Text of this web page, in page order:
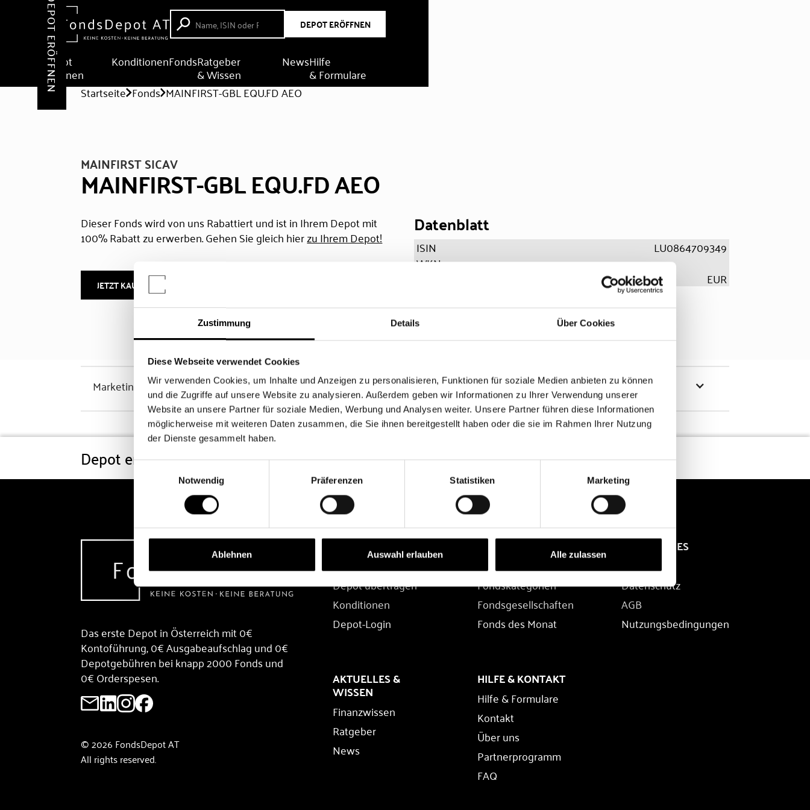
Zustimmung Details Über Cookies
Diese Webseite verwendet Cookies
Wir verwenden Cookies, um Inhalte und Anzeigen zu personalisieren, Funktionen für soziale Medien anbieten zu können
und die Zugriffe auf unsere Website zu analysieren. Außerdem geben wir Informationen zu Ihrer Verwendung unserer
Website an unsere Partner für soziale Medien, Werbung und Analysen weiter. Unsere Partner führen diese Informationen
möglicherweise mit weiteren Daten zusammen, die Sie ihnen bereitgestellt haben oder die sie im Rahmen Ihrer Nutzung
der Dienste gesammelt haben.
Einwilligungsauswahl
Notwendig
Präferenzen Statistiken Marketing
Ablehnen Auswahl erlauben Alle zulassen
DEPOT ERÖFFNEN
Depot
eröffnen
KonditionenFondsRatgeber
& Wissen
NewsHilfe
& Formulare
DEPOT ERÖFFNEN Startseite Fonds MAINFIRST-GBL EQU.FD AEO
MAINFIRST SICAV
MAINFIRST-GBL EQU.FD AEO
Dieser Fonds wird von uns Rabattiert und ist in Ihrem Depot mit
100% Rabatt zu erwerben. Gehen Sie gleich hierzu Ihrem Depot!
JETZT KAUFEN
Datenblatt
ISIN
LU0864709349
WKN
EUR
Marketinghinweis Chancen & Risiken
Depot eröffnen Konditionen Fonds FAQ
Das erste Depot in Österreich mit 0€
Kontoführung, 0€ Ausgabeaufschlag und 0€
Depotgebühren bei knapp 2000 Fonds und
0€ Orderspesen.
© 2026 FondsDepot AT
All rights reserved.
DEPOT
Depot übertragen
Konditionen
Depot-Login
FONDS
Fondssuche
Fondskategorien
Fondsgesellschaften
Fonds des Monat
RECHTLICHES
Impressum
Datenschutz
AGB
Nutzungsbedingungen
AKTUELLES &
WISSEN
Finanzwissen
Ratgeber
News
HILFE & KONTAKT
Hilfe & Formulare
Kontakt
Über uns
Partnerprogramm
FAQ